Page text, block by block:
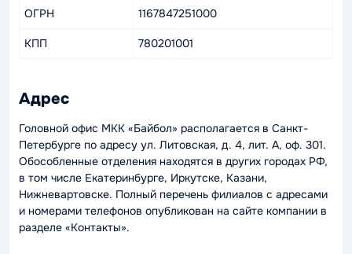
ОГРН 1167847251000
КПП 780201001
Адрес
Головной офис МКК «Байбол» располагается в Санкт-
Петербурге по адресу ул. Литовская, д. 4, лит. А, оф. 301.
Обособленные отделения находятся в других городах РФ,
в том числе Екатеринбурге, Иркутске, Казани,
Нижневартовске. Полный перечень филиалов с адресами
и номерами телефонов опубликован на сайте компании в
разделе «Контакты».